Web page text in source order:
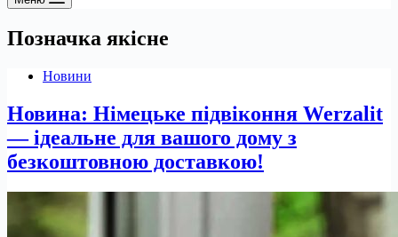
Позначка якісне
Новини
Новина: Німецьке підвіконня Werzalit
— ідеальне для вашого дому з
безкоштовною доставкою!